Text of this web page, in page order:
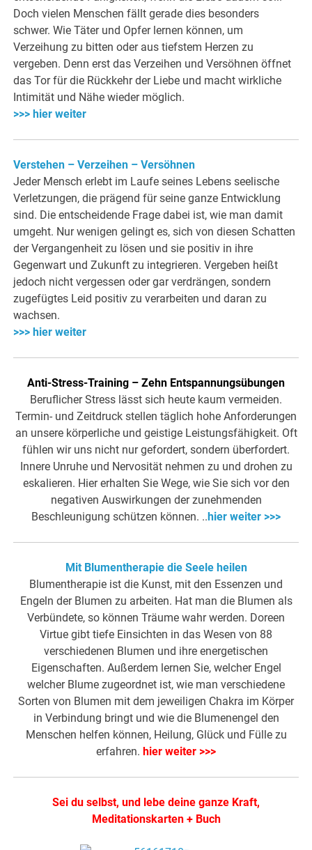
Doch vielen Menschen fällt gerade dies besonders
schwer. Wie Täter und Opfer lernen können, um
Verzeihung zu bitten oder aus tiefstem Herzen zu
vergeben. Denn erst das Verzeihen und Versöhnen öffnet
das Tor für die Rückkehr der Liebe und macht wirkliche
Intimität und Nähe wieder möglich.
>>> hier weiter
Verstehen – Verzeihen – Versöhnen
Jeder Mensch erlebt im Laufe seines Lebens seelische
Verletzungen, die prägend für seine ganze Entwicklung
sind. Die entscheidende Frage dabei ist, wie man damit
umgeht. Nur wenigen gelingt es, sich von diesen Schatten
der Vergangenheit zu lösen und sie positiv in ihre
Gegenwart und Zukunft zu integrieren. Vergeben heißt
jedoch nicht vergessen oder gar verdrängen, sondern
zugefügtes Leid positiv zu verarbeiten und daran zu
wachsen.
>>> hier weiter
Anti-Stress-Training – Zehn Entspannungsübungen
Beruflicher Stress lässt sich heute kaum vermeiden.
Termin- und Zeitdruck stellen täglich hohe Anforderungen
an unsere körperliche und geistige Leistungsfähigkeit. Oft
fühlen wir uns nicht nur gefordert, sondern überfordert.
Innere Unruhe und Nervosität nehmen zu und drohen zu
eskalieren. Hier erhalten Sie Wege, wie Sie sich vor den
negativen Auswirkungen der zunehmenden
Beschleunigung schützen können. .. hier weiter >>>
Mit Blumentherapie die Seele heilen
Blumentherapie ist die Kunst, mit den Essenzen und
Engeln der Blumen zu arbeiten. Hat man die Blumen als
Verbündete, so können Träume wahr werden. Doreen
Virtue gibt tiefe Einsichten in das Wesen von 88
verschiedenen Blumen und ihre energetischen
Eigenschaften. Außerdem lernen Sie, welcher Engel
welcher Blume zugeordnet ist, wie man verschiedene
Sorten von Blumen mit dem jeweiligen Chakra im Körper
in Verbindung bringt und wie die Blumenengel den
Menschen helfen können, Heilung, Glück und Fülle zu
erfahren. hier weiter >>>
Sei du selbst, und lebe deine ganze Kraft,
Meditationskarten + Buch